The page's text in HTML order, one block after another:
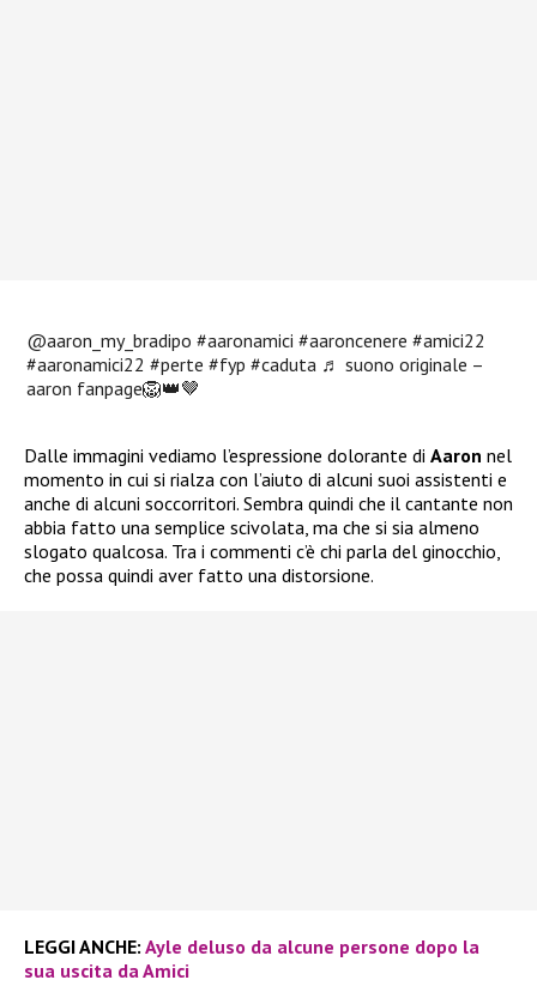
@aaron_my_bradipo #aaronamici #aaroncenere #amici22
#aaronamici22 #perte #fyp #caduta ♬ suono originale –
aaron fanpage🦁👑🤎
Dalle immagini vediamo l’espressione dolorante di Aaron nel
momento in cui si rialza con l’aiuto di alcuni suoi assistenti e
anche di alcuni soccorritori. Sembra quindi che il cantante non
abbia fatto una semplice scivolata, ma che si sia almeno
slogato qualcosa. Tra i commenti c’è chi parla del ginocchio,
che possa quindi aver fatto una distorsione.
LEGGI ANCHE: Ayle deluso da alcune persone dopo la
sua uscita da Amici